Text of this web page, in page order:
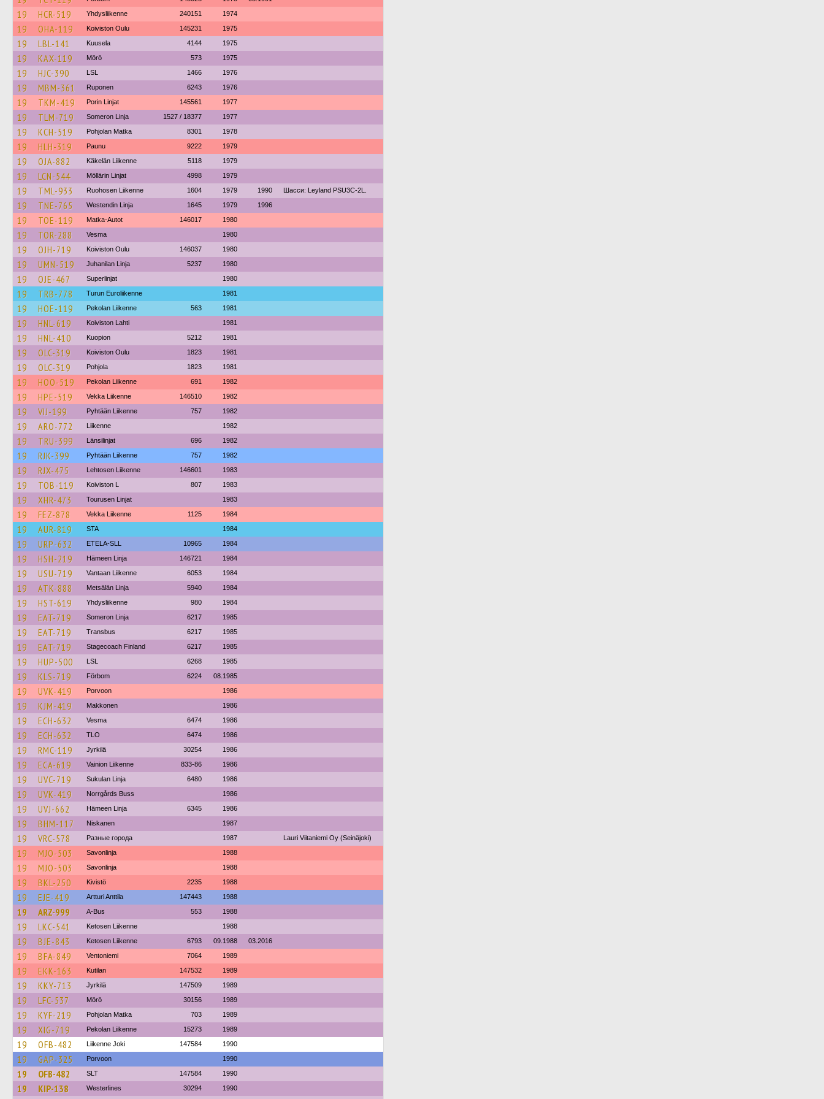
19 HCR-519 Yhdysliikenne 240151 1974
19 OHA-119 Koiviston Oulu 145231 1975
19 LBL-141 Kuusela 4144 1975
19 KAX-119 Mörö 573 1975
19 HJC-390 LSL 1466 1976
19 MBM-361 Ruponen 6243 1976
19 TKM-419 Porin Linjat 145561 1977
19 TLM-719 Someron Linja 1527 / 18377 1977
19 KCH-519 Pohjolan Matka 8301 1978
19 HLH-319 Paunu 9222 1979
19 OJA-882 Käkelän Liikenne 5118 1979
19 LCN-544 Möllärin Linjat 4998 1979
19 TML-933 Ruohosen Liikenne 1604 1979 1990 Шасси: Leyland PSU3C-2L.
19 TNE-765 Westendin Linja 1645 1979 1996
19 TOE-119 Matka-Autot 146017 1980
19 TOR-288 Vesma 1980
19 OJH-719 Koiviston Oulu 146037 1980
19 UMN-519 Juhanilan Linja 5237 1980
19 OJE-467 Superlinjat 1980
19 TRB-778 Turun Euroliikenne 1981
19 HOE-119 Pekolan Liikenne 563 1981
19 HNL-619 Koiviston Lahti 1981
19 HNL-410 Kuopion 5212 1981
19 OLC-319 Koiviston Oulu 1823 1981
19 OLC-319 Pohjola 1823 1981
19 HOO-519 Pekolan Liikenne 691 1982
19 HPE-519 Vekka Liikenne 146510 1982
19 VIJ-199 Pyhtään Liikenne 757 1982
19 ARO-772 Liikenne 1982
19 TRU-399 Länsilinjat 696 1982
19 RJK-399 Pyhtään Liikenne 757 1982
19 RJX-475 Lehtosen Liikenne 146601 1983
19 TOB-119 Koiviston L 807 1983
19 XHR-473 Tourusen Linjat 1983
19 FEZ-878 Vekka Liikenne 1125 1984
19 AUR-819 STA 1984
19 URP-632 ETELA-SLL 10965 1984
19 HSH-219 Hämeen Linja 146721 1984
19 USU-719 Vantaan Liikenne 6053 1984
19 ATK-888 Metsälän Linja 5940 1984
19 HST-619 Yhdysliikenne 980 1984
19 EAT-719 Someron Linja 6217 1985
19 EAT-719 Transbus 6217 1985
19 EAT-719 Stagecoach Finland 6217 1985
19 HUP-500 LSL 6268 1985
19 KLS-719 Förbom 6224 08.1985
19 UVK-419 Porvoon 1986
19 KJM-419 Makkonen 1986
19 ECH-632 Vesma 6474 1986
19 ECH-632 TLO 6474 1986
19 RMC-119 Jyrkilä 30254 1986
19 ECA-619 Vainion Liikenne 833-86 1986
19 UVC-719 Sukulan Linja 6480 1986
19 UVK-419 Norrgårds Buss 1986
19 UVJ-662 Hämeen Linja 6345 1986
19 BHM-117 Niskanen 1987
19 VRC-578 Разные города 1987 Lauri Viitaniemi Oy (Seinäjoki)
19 MJO-503 Savonlinja 1988
19 MJO-503 Savonlinja 1988
19 BKL-250 Kivistö 2235 1988
19 EJE-419 Artturi Anttila 147443 1988
19 ARZ-999 A-Bus 553 1988
19 LKC-541 Ketosen Liikenne 1988
19 BJE-843 Ketosen Liikenne 6793 09.1988 03.2016
19 BFA-849 Ventoniemi 7064 1989
19 EKK-163 Kutilan 147532 1989
19 KKY-713 Jyrkilä 147509 1989
19 LFC-537 Mörö 30156 1989
19 KYF-219 Pohjolan Matka 703 1989
19 XIG-719 Pekolan Liikenne 15273 1989
19 OFB-482 Liikenne Joki 147584 1990
19 GAP-325 Porvoon 1990
19 OFB-482 SLT 147584 1990
19 KIP-138 Westerlines 30294 1990